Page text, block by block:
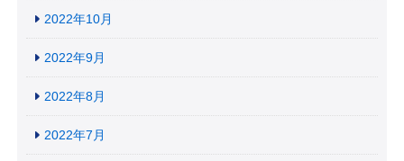
2022年10月
2022年9月
2022年8月
2022年7月